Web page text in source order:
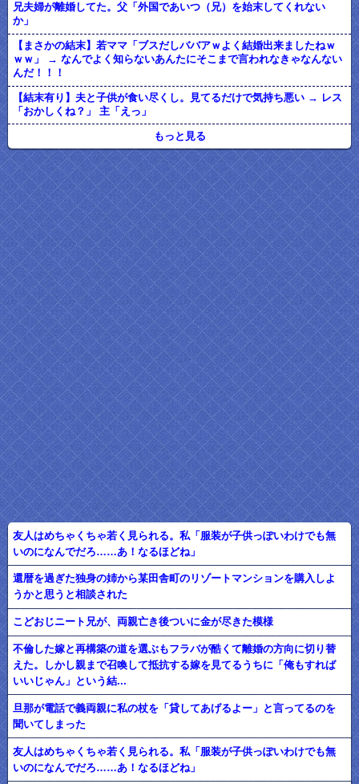
兄夫婦が離婚してた。父「外国であいつ（兄）を始末してくれない
か」
【まさかの結末】若ママ「ブスだしババアｗよく結婚出来ましたねｗ
ｗｗ」 → なんでよく知らないあんたにそこまで言われなきゃなんない
んだ！！！
【結末有り】夫と子供が食い尽くし。見てるだけで気持ち悪い → レス
「おかしくね？」 主「えっ」
もっと見る
友人はめちゃくちゃ若く見られる。私「服装が子供っぽいわけでも無
いのになんでだろ……あ！なるほどね」
還暦を過ぎた独身の姉から某田舎町のリゾートマンションを購入しよ
うかと思うと相談された
こどおじニート兄が、両親亡き後ついに金が尽きた模様
不倫した嫁と再構築の道を選ぶもフラバが酷くて離婚の方向に切り替
えた。しかし親まで召喚して抵抗する嫁を見てるうちに「俺もすれば
いいじゃん」という結...
旦那が電話で義両親に私の杖を「貸してあげるよー」と言ってるのを
聞いてしまった
友人はめちゃくちゃ若く見られる。私「服装が子供っぽいわけでも無
いのになんでだろ……あ！なるほどね」